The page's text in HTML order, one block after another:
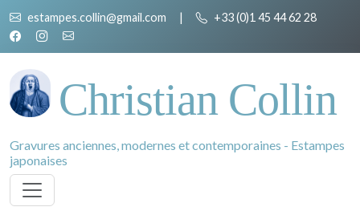
estampes.collin@gmail.com | +33 (0)1 45 44 62 28
Christian Collin
Gravures anciennes, modernes et contemporaines - Estampes
japonaises